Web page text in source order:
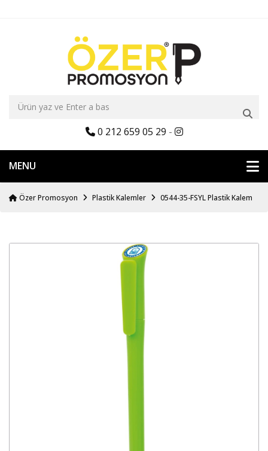
0 212 659 05 29 -
MENU
Özer Promosyon Plastik Kalemler 0544-35-FSYL Plastik Kalem